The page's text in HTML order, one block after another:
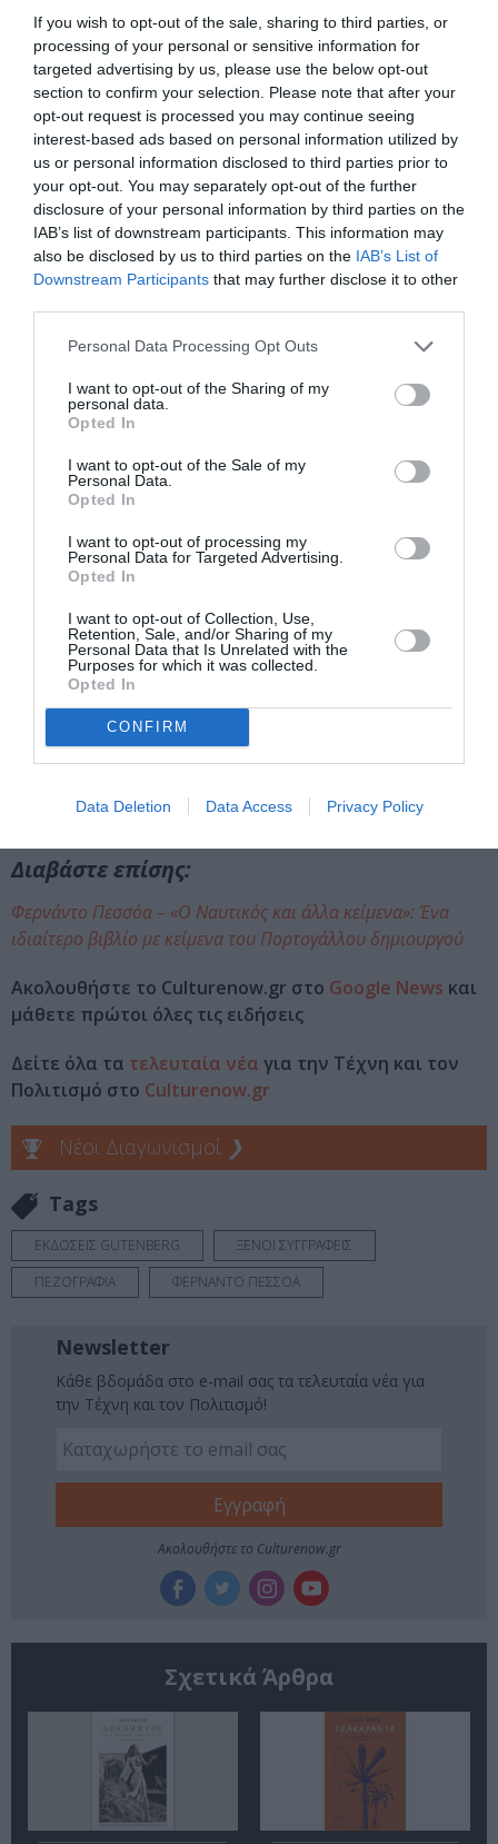
If you wish to opt-out of the sale, sharing to third parties, or
processing of your personal or sensitive information for
targeted advertising by us, please use the below opt-out
section to confirm your selection. Please note that after your
opt-out request is processed you may continue seeing
interest-based ads based on personal information utilized by
us or personal information disclosed to third parties prior to
your opt-out. You may separately opt-out of the further
disclosure of your personal information by third parties on the
IAB’s list of downstream participants. This information may
also be disclosed by us to third parties on the IAB’s List of
Downstream Participants that may further disclose it to other
Personal Data Processing Opt Outs
I want to opt-out of the Sharing of my
personal data.
Opted In
I want to opt-out of the Sale of my
Personal Data.
Opted In
I want to opt-out of processing my
Personal Data for Targeted Advertising.
Opted In
I want to opt-out of Collection, Use,
Retention, Sale, and/or Sharing of my
Personal Data that Is Unrelated with the
Purposes for which it was collected.
Opted In
CONFIRM
Data Deletion Data Access Privacy Policy
Στη Σαλώμη, μια προσωπικότητα την οποία έχει
πραγματευτεί και ο Όσκαρ Ουάιλντ αλλά και στο άλλο
κείμενο με τίτλο Σακυαμούνι, ένα κείμενο ανατολίτικης
επιρροής, ο Πεσσόα αποδεικνύει πως δεν περιορίζεται
και πάντα δοκιμάζει νέες απόπειρες ερμηνείας
προσώπων που τον έχουν σημαδέψει και στιγματίσει. Ο
Πεσσόα δεν σταματά να προκαλεί τον εαυτό του, να
χρησιμοποιεί εντελώς διαφορετικά είδη έκφρασης,
όπως η ποίηση, το πεζό, το θέατρο προσπαθώντας να
κατακτήσει μια κάποια αλήθεια, αυτή που θα τον
οδηγήσει σε ένα κάποιο αποτέλεσμα, σε μια κάποια
λύση για να θυμηθούμε και τον στενό του φίλο
αφήγηση του ονείρου οδηγεί σ’ ένα αίσθημα ιλίγγου
αντίστοιχο με το καθρέφτισμα του εαυτού του σ’ ένα βαθύ
πηγάδι και το υποκείμενο στέκεται εκστατικό μπροστά στον
όχι; Άπειρη και άγνωστη για τον Πεσσόα είναι η ίδια η
ύπαρξη»σημειώνει στο εξαιρετικό επίμετρο η
Απόσπασμα από το βιβλίο «Ο Ναυτικός
και άλλα κείμενα»
«Υποφέρει ο κόσμος ακόμη, αν και τον παρηγορείς, πεθαίνει
η ζωή ακόμη, αν και την αγαπάς; Πρέπει να σκοτώσεις
περισσότερο μέσα σου για να ζήσει ο κόσμος; Σταμάτα, μην
τολμάς περισσότερες λύπες και περισσότερους πόνους,
Υπάρχουν περισσότεροι πόνοι, άραγε, πού τολμάς;
Υπάρχουν περισσότερες λύπες που βάλλεις εναντίον σου;
Χύσε αιώνια, άνθρωπε αιώνιε, το βάλσαμο της στοργής σου
πάνω στα πράγματα {…}»
Διαβάστε επίσης:
Φερνάντο Πεσσόα – «Ο Ναυτικός και άλλα κείμενα»: Ένα
ιδιαίτερο βιβλίο με κείμενα του Πορτογάλλου δημιουργού
Ακολουθήστε το Culturenow.gr στο Google News και
μάθετε πρώτοι όλες τις ειδήσεις
Δείτε όλα τα τελευταία νέα για την Τέχνη και τον
Πολιτισμό στο Culturenow.gr
Νέοι Διαγωνισμοί ❯
Tags
ΕΚΔΟΣΕΙΣ GUTENBERG
ΞΕΝΟΙ ΣΥΓΓΡΑΦΕΙΣ
ΠΕΖΟΓΡΑΦΙΑ
ΦΕΡΝΑΝΤΟ ΠΕΣΣΟΑ
Newsletter
Κάθε βδομάδα στο e-mail σας τα τελευταία νέα για
την Τέχνη και τον Πολιτισμό!
Ακολουθήστε το Culturenow.gr
Σχετικά Άρθρα